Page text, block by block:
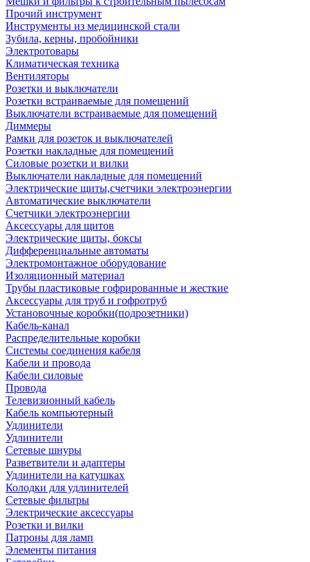
Прочий инструмент
Инструменты из медицинской стали
Зубила, керны, пробойники
Электротовары
Климатическая техника
Вентиляторы
Розетки и выключатели
Розетки встраиваемые для помещений
Выключатели встраиваемые для помещений
Диммеры
Рамки для розеток и выключателей
Розетки накладные для помещений
Силовые розетки и вилки
Выключатели накладные для помещений
Электрические щиты,счетчики электроэнергии
Автоматические выключатели
Счетчики электроэнергии
Аксессуары для щитов
Электрические щиты, боксы
Дифференциальные автоматы
Электромонтажное оборудование
Изоляционный материал
Трубы пластиковые гофрированные и жесткие
Аксессуары для труб и гофротруб
Установочные коробки(подрозетники)
Кабель-канал
Распределительные коробки
Системы соединения кабеля
Кабели и провода
Кабели силовые
Провода
Телевизионный кабель
Кабель компьютерный
Удлинители
Удлинители
Сетевые шнуры
Разветвители и адаптеры
Удлинители на катушках
Колодки для удлинителей
Сетевые фильтры
Электрические аксессуары
Розетки и вилки
Патроны для ламп
Элементы питания